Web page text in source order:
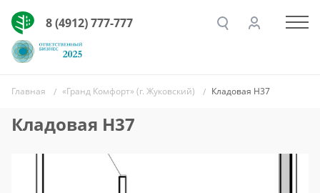
8 (4912) 777-777
Главная «Гранд Комфорт» (г. Жуковский) Кладовая Н37
Кладовая Н37